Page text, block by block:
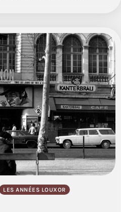
LES ANNÉES LOUXOR